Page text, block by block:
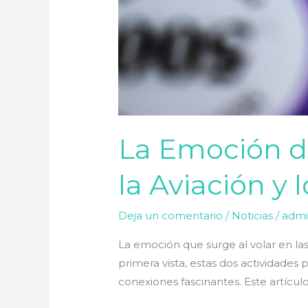
La Emoción
la Aviación y
Deja un comentario / Noticias /
La emoción que surge al volar en
primera vista, estas dos
conexiones fascinantes. Este